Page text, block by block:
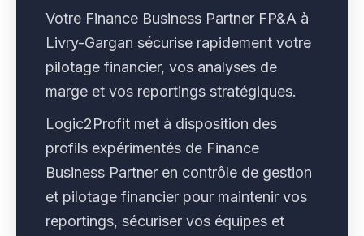
Votre Finance Business Partner FP&A à
Livry-Gargan sécurise rapidement votre
pilotage financier, vos analyses de
marge et vos reportings stratégiques.
Logic2Profit met à disposition des
profils expérimentés de Finance
Business Partner en contrôle de gestion
et pilotage financier pour maintenir vos
reportings, sécuriser vos équipes et